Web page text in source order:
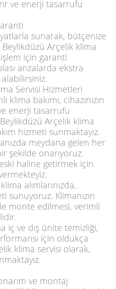
ve enerji tasarrufu
sunarak, bütçenize
Arçelik klima
için garanti
arızalarda ekstra
Servisi Hizmetleri
bakımı, cihazınızın
enerji tasarrufu
Arçelik klima
hizmeti sunmaktayız.
meydana gelen her
şekilde onarıyoruz.
haline getirmek için
alımlarınızda,
sunuyoruz. Klimanızın
monte edilmesi, verimli
iç ve dış ünite temizliği,
için oldukça
klima servisi olarak,
ve montaj